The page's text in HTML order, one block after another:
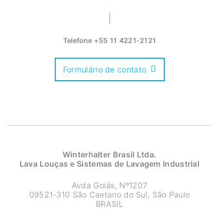
Telefone +55 11 4221-2121
Formulário de contato
Winterhalter Brasil Ltda.
Lava Louças e Sistemas de Lavagem Industrial
Avda Goiás, Nº1207
09521-310 São Caetano do Sul, São Paulo
BRASIL